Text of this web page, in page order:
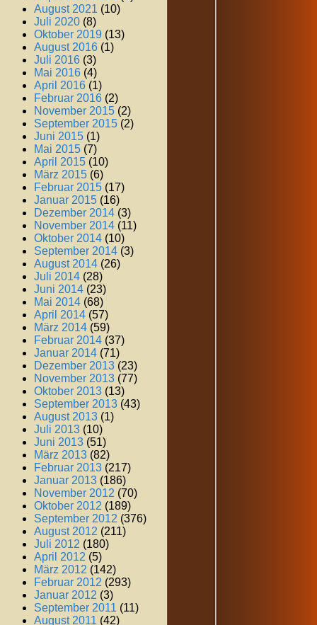
August 2021 (10)
Juli 2020 (8)
Oktober 2019 (13)
August 2016 (1)
Juli 2016 (3)
Mai 2016 (4)
April 2016 (1)
Februar 2016 (2)
November 2015 (2)
September 2015 (2)
Juni 2015 (1)
Mai 2015 (7)
April 2015 (10)
März 2015 (6)
Februar 2015 (17)
Januar 2015 (16)
Dezember 2014 (3)
November 2014 (11)
Oktober 2014 (10)
September 2014 (3)
August 2014 (26)
Juli 2014 (28)
Juni 2014 (23)
Mai 2014 (68)
April 2014 (57)
März 2014 (59)
Februar 2014 (37)
Januar 2014 (71)
Dezember 2013 (23)
November 2013 (77)
Oktober 2013 (13)
September 2013 (43)
August 2013 (1)
Juli 2013 (10)
Juni 2013 (51)
März 2013 (82)
Februar 2013 (217)
Januar 2013 (186)
November 2012 (70)
Oktober 2012 (189)
September 2012 (376)
August 2012 (211)
Juli 2012 (180)
April 2012 (5)
März 2012 (142)
Februar 2012 (293)
Januar 2012 (3)
September 2011 (11)
August 2011 (42)